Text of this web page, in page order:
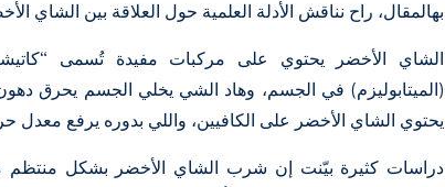
بهالمقال، راح نناقش الأدلة العلمية حول العلاقة بين الشاي
الشاي الأخضر يحتوي على مركبات مفيدة تُسمى
(الميتابوليزم) في الجسم، وهاد الشي يخلي الجسم يحرق
يحتوي الشاي الأخضر على الكافيين، واللي بدوره يرفع معدل
دراسات كثيرة بيّنت إن شرب الشاي الأخضر بشكل منتظم